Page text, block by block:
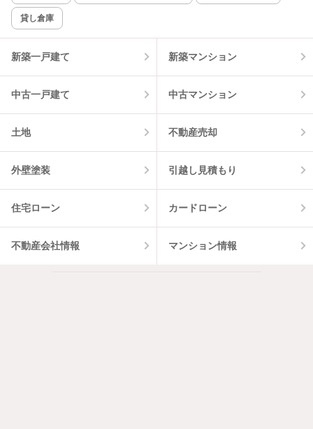
該当件数:
0件
貸し倉庫
新築一戸建て 新築マンション
中古一戸建て 中古マンション
土地 不動産売却
外壁塗装 引越し見積もり
住宅ローン カードローン
不動産会社情報 マンション情報